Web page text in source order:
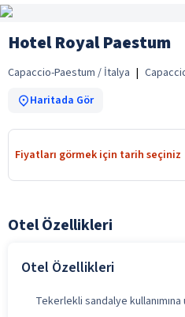
Hotel Royal Paestum
Capaccio-Paestum / İtalya |
Haritada Gör
Fiyatları görmek için tarih seçiniz
Otel Özellikleri
Otel Özellikleri
Tekerlekli sandalye